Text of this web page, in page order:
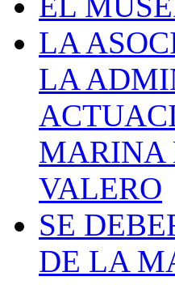
LA
LA
MARINA
VALERO
SE
DE LA